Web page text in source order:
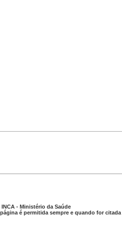
- Ministério da Saúde
é permitida sempre e quando for